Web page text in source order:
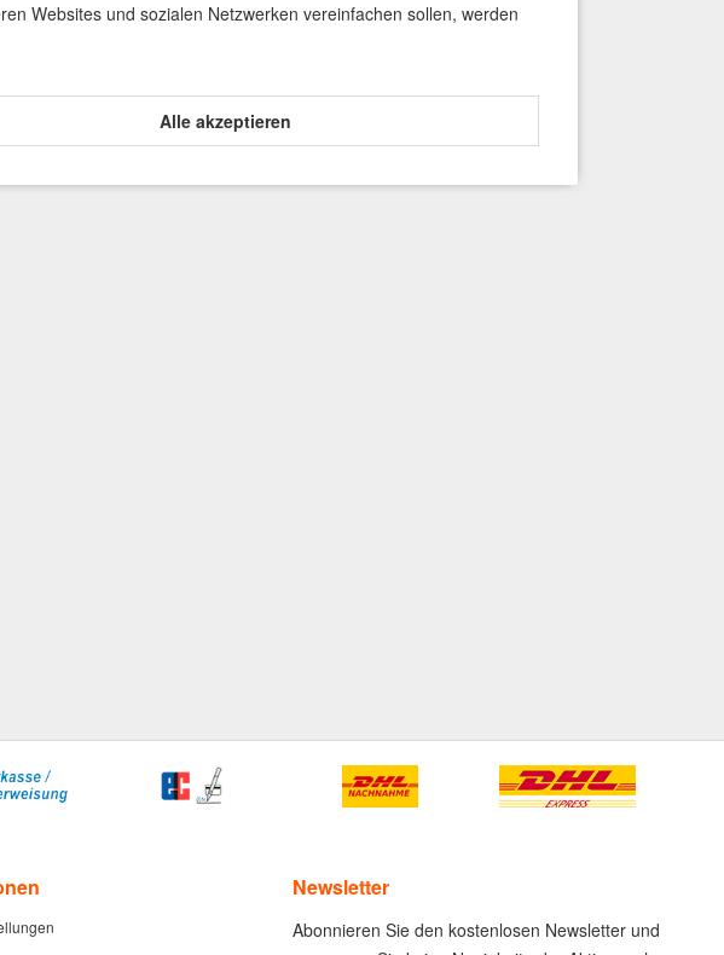
Newsletter
Abonnieren Sie den kostenlosen Newsletter und
Websites und sozialen Netzwerken vereinfachen sollen, werden
Alle akzeptieren